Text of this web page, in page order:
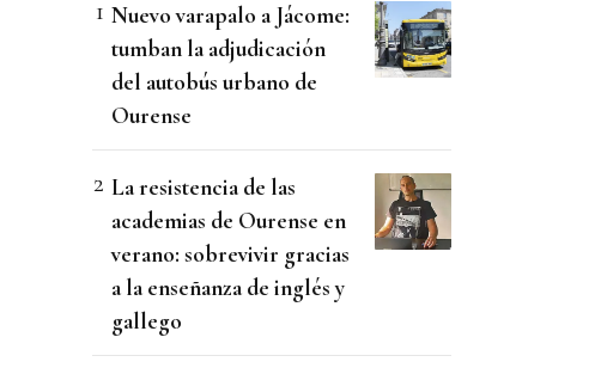
Nuevo varapalo a Jácome:
tumban la adjudicación
del autobús urbano de
Ourense
La resistencia de las
academias de Ourense en
verano: sobrevivir gracias
a la enseñanza de inglés y
gallego